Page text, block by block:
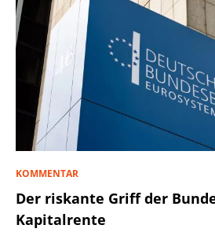
KOMMENTAR
Der riskante Griff der
Kapitalrente